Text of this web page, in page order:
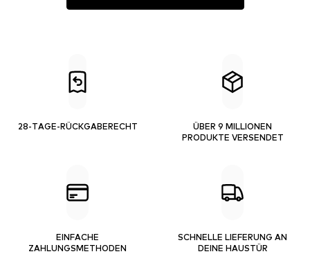
28-TAGE-RÜCKGABERECHT
ÜBER 9 MILLIONEN
PRODUKTE VERSENDET
EINFACHE
ZAHLUNGSMETHODEN
SCHNELLE LIEFERUNG AN
DEINE HAUSTÜR